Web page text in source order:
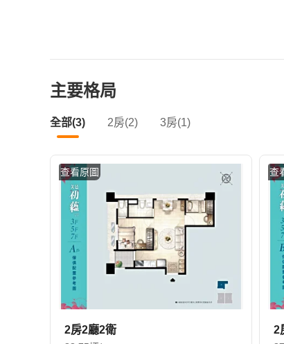
主要格局
全部(3) 2房(2) 3房(1)
查看原圖
2房2廳2衛
查
2